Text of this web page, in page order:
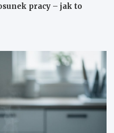
pracy – jak to